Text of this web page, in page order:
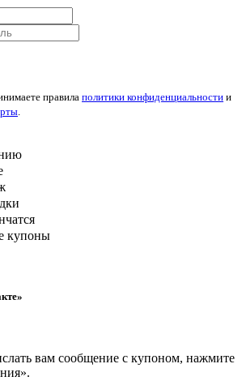
правила политики конфиденциальности и
купоны
вам сообщение с купоном, нажмите